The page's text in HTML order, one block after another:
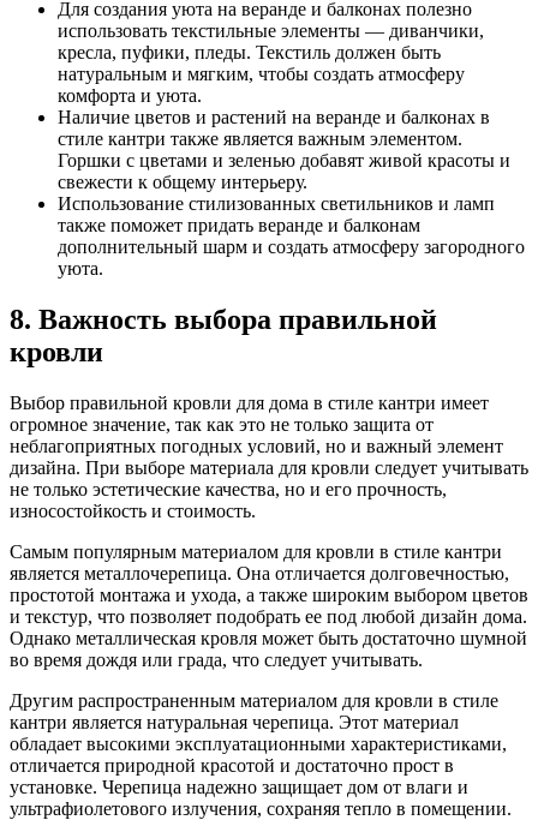
Для создания уюта на веранде и балконах полезно
использовать текстильные элементы — диванчики,
кресла, пуфики, пледы. Текстиль должен быть
натуральным и мягким, чтобы создать атмосферу
комфорта и уюта.
Наличие цветов и растений на веранде и балконах в
стиле кантри также является важным элементом.
Горшки с цветами и зеленью добавят живой красоты и
свежести к общему интерьеру.
Использование стилизованных светильников и ламп
также поможет придать веранде и балконам
дополнительный шарм и создать атмосферу загородного
уюта.
8. Важность выбора правильной
кровли
Выбор правильной кровли для дома в стиле кантри имеет
огромное значение, так как это не только защита от
неблагоприятных погодных условий, но и важный элемент
дизайна. При выборе материала для кровли следует учитывать
не только эстетические качества, но и его прочность,
износостойкость и стоимость.
Самым популярным материалом для кровли в стиле кантри
является металлочерепица. Она отличается долговечностью,
простотой монтажа и ухода, а также широким выбором цветов
и текстур, что позволяет подобрать ее под любой дизайн дома.
Однако металлическая кровля может быть достаточно шумной
во время дождя или града, что следует учитывать.
Другим распространенным материалом для кровли в стиле
кантри является натуральная черепица. Этот материал
обладает высокими эксплуатационными характеристиками,
отличается природной красотой и достаточно прост в
установке. Черепица надежно защищает дом от влаги и
ультрафиолетового излучения, сохраняя тепло в помещении.